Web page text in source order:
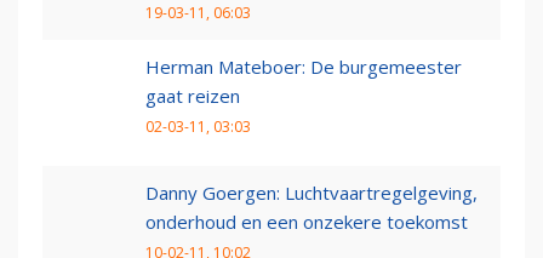
19-03-11, 06:03
Herman Mateboer: De burgemeester
gaat reizen
02-03-11, 03:03
Danny Goergen: Luchtvaartregelgeving,
onderhoud en een onzekere toekomst
10-02-11, 10:02